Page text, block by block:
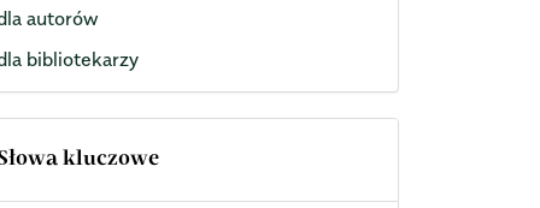
autorów
bibliotekarzy
kluczowe